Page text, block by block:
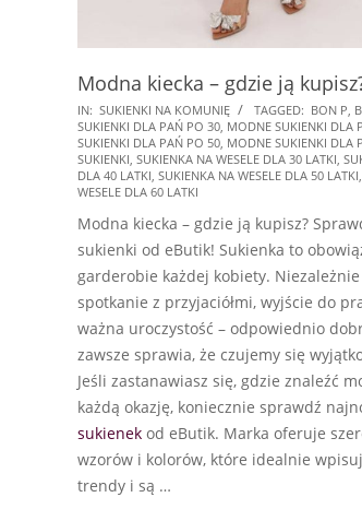
Modna kiecka – gdzie ją
2025-
08-
13
IN: SUKIENKI NA KOMUNIĘ TAGGED: BON P,
SUKIENKI DLA PAŃ PO 30, MODNE SUKIENKI DLA
SUKIENKI DLA PAŃ PO 50, MODNE SUKIENKI DLA
SUKIENKI, SUKIENKA NA WESELE DLA 30 LATKI,
DLA 40 LATKI, SUKIENKA NA WESELE DLA 50 LATKI,
WESELE DLA 60 LATKI
Modna kiecka – gdzie ją kupisz?
sukienki od eButik! Sukienka to
garderobie każdej kobiety.
spotkanie z przyjaciółmi, wyjście do
ważna uroczystość – odpowiednio
zawsze sprawia, że czujemy się
Jeśli zastanawiasz się, gdzie znaleźć
każdą okazję, koniecznie sprawdź
sukienek od eButik. Marka oferuje
wzorów i kolorów, które idealnie
trendy i są …